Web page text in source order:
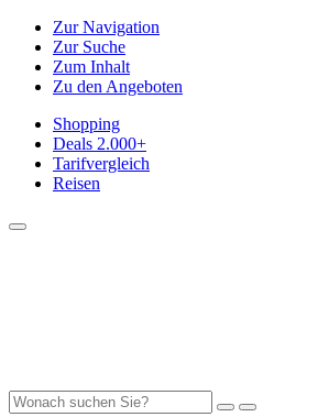
Zur Navigation
Zur Suche
Zum Inhalt
Zu den Angeboten
Shopping
Deals 2.000+
Tarifvergleich
Reisen